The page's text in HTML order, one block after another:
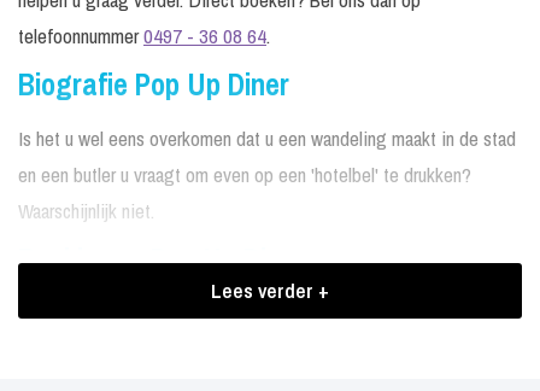
telefoonnummer0497 - 36 08 64.
Biografie Pop Up Diner
Is het u wel eens overkomen dat u een wandeling maakt in de stad
en een butler u vraagt om even op een 'hotelbel' te drukken?
Waarschijnlijk niet.
Boekingen Pop Up Diner
In een sneltreinvaart wordt een mobiel restaurant gecreëerd en
Lees verder +